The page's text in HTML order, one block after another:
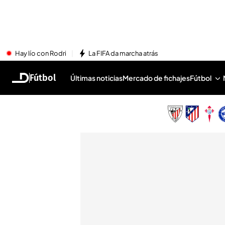
Hay lío con Rodri La FIFA da marcha atrás
Fútbol Últimas noticiasMercado de fichajesFútbol